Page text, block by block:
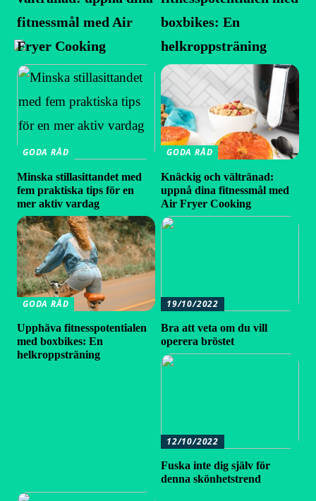
fitnessmål med Air
Fryer Cooking
boxbikes: En
helkroppsträning
GODA RÅD
Minska stillasittandet med
fem praktiska tips för en
mer aktiv vardag
GODA RÅD
Knäckig och vältränad:
uppnå dina fitnessmål med
Air Fryer Cooking
GODA RÅD
Upphäva fitnesspotentialen
med boxbikes: En
helkroppsträning
19/10/2022
Bra att veta om du vill
operera bröstet
12/10/2022
Fuska inte dig själv för
denna skönhetstrend